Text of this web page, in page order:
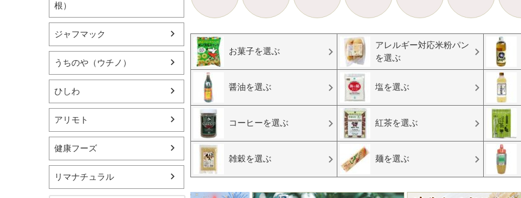
根）
ジャフマック
うちのや（ウチノ）
ひしわ
アリモト
健康フーズ
リマナチュラル
お菓子を選ぶ
アレルギー対応米粉パン
を選ぶ
醤油を選ぶ 塩を選ぶ
コーヒーを選ぶ 紅茶を選ぶ
雑穀を選ぶ 麺を選ぶ